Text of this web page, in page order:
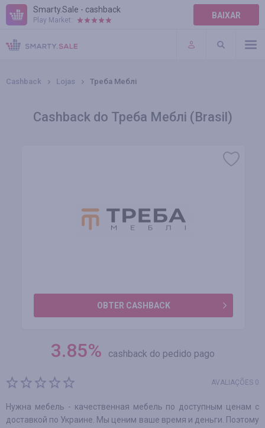
Smarty.Sale - cashback
Play Market: BAIXAR
AJUDA
TERMOS DE USO
Cashback Lojas Треба Меблі
Cashback do Треба Меблі (Brasil)
OBTER CASHBACK
3.85% cashback do pedido pago
AVALIAÇÕES 0
Нужна мебель - качественная мебель по доступным ценам с
доставкой по Украине. Мы ценим ваше время и деньги. Поэтому